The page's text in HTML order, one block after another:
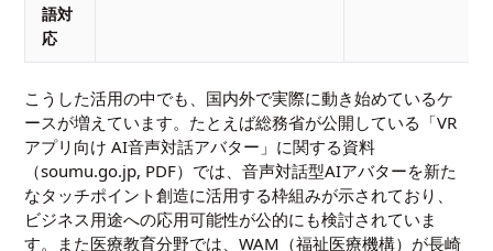
語対
応
こうした活用の中でも、国内外で実際に動き始めているケ
ースが増えています。たとえば総務省が公開している「VR
アプリ向け AI音声対話アバター」に関する資料
（soumu.go.jp, PDF）では、音声対話型AIアバターを新た
なタッチポイント創造に活用する枠組みが示されており、
ビジネス用途への応用可能性が公的にも検討されていま
す。また医療教育分野では、WAM（福祉医療機構）が長崎